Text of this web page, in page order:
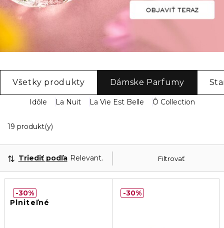
Všetky produkty Dámske Parfumy
Idôle La Nuit La Vie Est Belle Ô Collection
19 produkt(y)
Filtrovať
Triediť podľa Relevantnosť
Plniteľné
30% 30%